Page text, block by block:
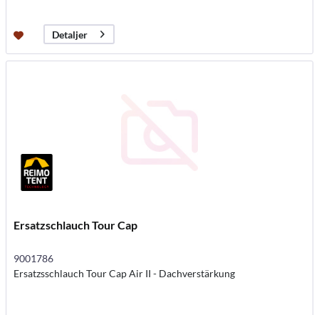
Detaljer
Ersatzschlauch Tour Cap
9001786
Ersatzsschlauch Tour Cap Air II - Dachverstärkung